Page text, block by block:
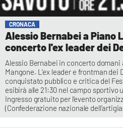
CRONACA
Alessio Bernabei a Piano
concerto l'ex leader dei
Alessio Bernabei in concerto domani
Mangone. L’ex leader e frontman dei
conquistato pubblico e critica del
esibirà alle 21:30 nel campo sportivo
Ingresso gratuito per l’evento
(Confederazione nazionale